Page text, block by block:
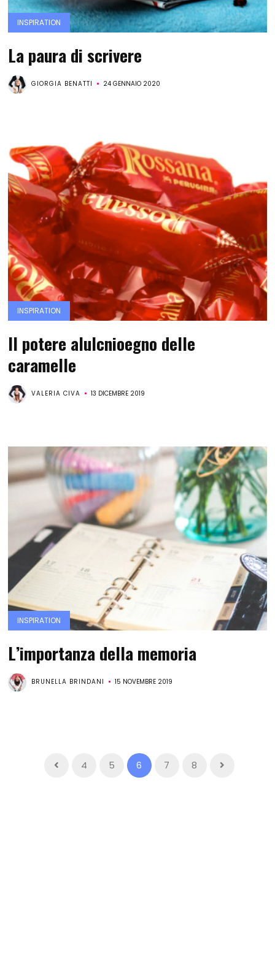
INSPIRATION
La paura di scrivere
GIORGIA BENATTI 24 GENNAIO 2020
INSPIRATION
Il potere alulcnioegno delle
caramelle
VALERIA CIVA 13 DICEMBRE 2019
INSPIRATION
L’importanza della memoria
BRUNELLA BRINDANI 15 NOVEMBRE 2019
4 5 6 7 8